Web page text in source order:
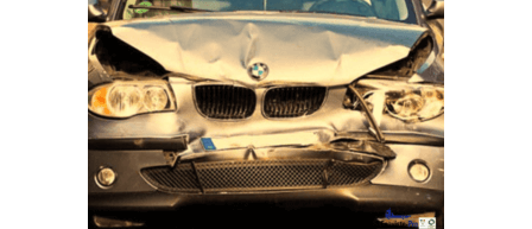
Centreagréé VHU 77 : casse auto avec destruction
Centreagréé VHU 78 : casse auto avec destruction
Centreagréé VHU 91 : casse auto avec destruction
Centre agréé VHU 92 : casse auto avec destruction
Centreagréé VHU 93 : casse auto avec destruction